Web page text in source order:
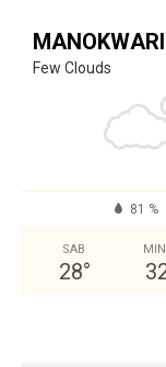
MANOKWARI
Few Clouds
81 %
SAB
28°